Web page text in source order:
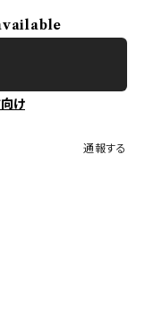
け
通報する